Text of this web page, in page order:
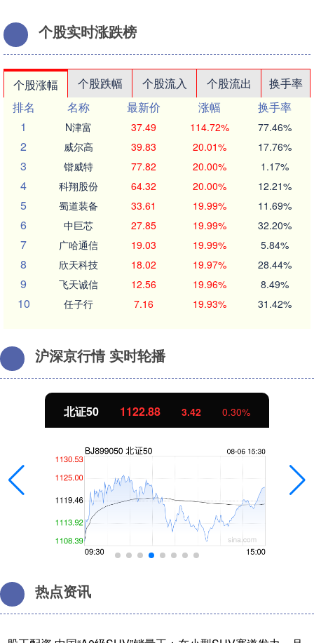
个股实时涨跌榜
个股涨幅 个股跌幅 个股流入 个股流出
换手率
排名
名称 最新价 涨幅
换手率
1
N津富 37.49 114.72% 77.46%
2 威尔高 39.83 20.01% 17.76%
3 锴威特 77.82 20.00% 1.17%
4 科翔股份 64.32 20.00% 12.21%
5 蜀道装备 33.61 19.99% 11.69%
6 中巨芯 27.85 19.99% 32.20%
7 广哈通信 19.03 19.99% 5.84%
8 欣天科技 18.02 19.97% 28.44%
9 飞天诚信 12.56 19.96% 8.49%
10 任子行 7.16 19.93% 31.42%
沪深京行情 实时轮播
北证50 1122.88 3.42 0.30%
热点资讯